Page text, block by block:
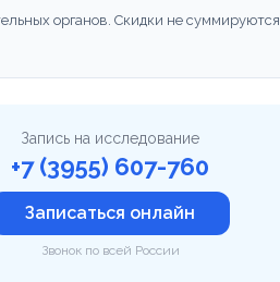
органов. Скидки не суммируются.
Запись на исследование
+7 (3955) 607-760
Записаться онлайн
Звонок по всей России